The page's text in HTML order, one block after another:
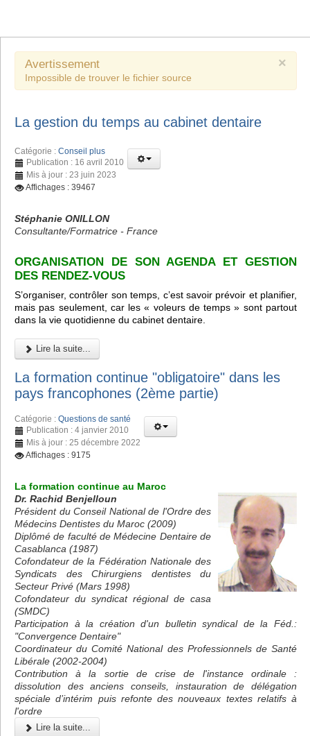
×
Avertissement
Impossible de trouver le fichier source
La gestion du temps au cabinet dentaire
Catégorie : Conseil plus
Publication : 16 avril 2010
Mis à jour : 23 juin 2023
Affichages : 39467
Stéphanie ONILLON
Consultante/Formatrice - France
ORGANISATION DE SON AGENDA ET GESTION
DES RENDEZ-VOUS
S’organiser, contrôler son temps, c’est savoir prévoir et planifier,
mais pas seulement, car les « voleurs de temps » sont partout
dans la vie quotidienne du cabinet dentaire.
Lire la suite...
La formation continue "obligatoire" dans les
pays francophones (2ème partie)
Catégorie : Questions de santé
Publication : 4 janvier 2010
Mis à jour : 25 décembre 2022
Affichages : 9175
La formation continue au Maroc
Dr. Rachid Benjelloun
Président du Conseil National de l'Ordre des
Médecins Dentistes du Maroc (2009)
Diplômé de faculté de Médecine Dentaire de
Casablanca (1987)
Cofondateur de la Fédération Nationale des
Syndicats des Chirurgiens dentistes du
Secteur Privé (Mars 1998)
Cofondateur du syndicat régional de casa
(SMDC)
Participation à la création d'un bulletin syndical de la Féd.:
"Convergence Dentaire"
Coordinateur du Comité National des Professionnels de Santé
Libérale (2002-2004)
Contribution à la sortie de crise de l'instance ordinale :
dissolution des anciens conseils, instauration de délégation
spéciale d’intérim puis refonte des nouveaux textes relatifs à
l'ordre
Lire la suite...